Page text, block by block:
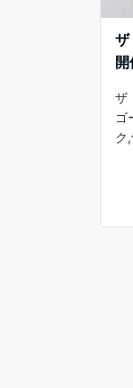
開
ザ
ゴ
ク